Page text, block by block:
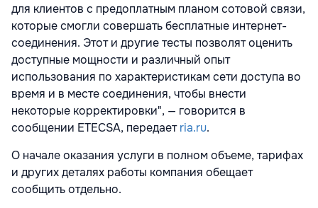
для клиентов с предоплатным планом сотовой связи,
которые смогли совершать бесплатные интернет-
соединения. Этот и другие тесты позволят оценить
доступные мощности и различный опыт
использования по характеристикам сети доступа во
время и в месте соединения, чтобы внести
некоторые корректировки", — говорится в
сообщении ETECSA, передаетria.ru.
О начале оказания услуги в полном объеме, тарифах
и других деталях работы компания обещает
сообщить отдельно.